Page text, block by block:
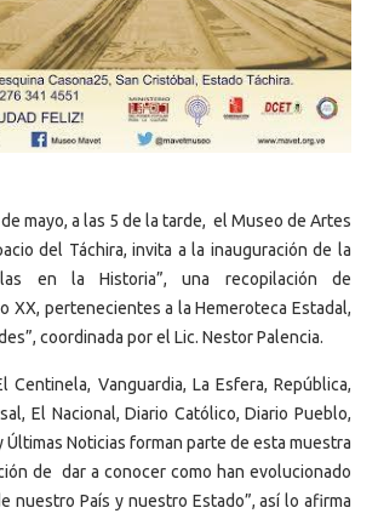
mayo, a las 5 de la tarde, el Museo de Artes
del Táchira, invita a la inauguración de la
en la Historia”, una recopilación de
XX, pertenecientes a la Hemeroteca Estadal,
coordinada por el Lic. Nestor Palencia.
Centinela, Vanguardia, La Esfera, República,
El Nacional, Diario Católico, Diario Pueblo,
Últimas Noticias forman parte de esta muestra
de dar a conocer como han evolucionado
nuestro País y nuestro Estado”, así lo afirma